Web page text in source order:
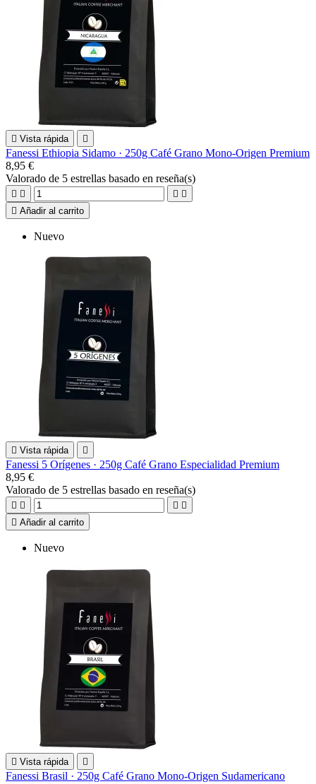
 Vista rápida 
Fanessi Ethiopia Sidamo · 250g Café Grano Mono-Origen Premium
8,95 €
Valorado de 5 estrellas basado en reseña(s)
   
 Añadir al carrito
Nuevo
 Vista rápida 
Fanessi 5 Orígenes · 250g Café Grano Especialidad Premium
8,95 €
Valorado de 5 estrellas basado en reseña(s)
   
 Añadir al carrito
Nuevo
 Vista rápida 
Fanessi Brasil · 250g Café Grano Mono-Origen Sudamericano